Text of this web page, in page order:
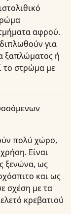
αφρού.
για
ξαπλώματος ή
το στρώμα με
πολύ χώρο,
Είναι
ξενώνα, ως
και ως
σχέση με τα
κρεβατιού